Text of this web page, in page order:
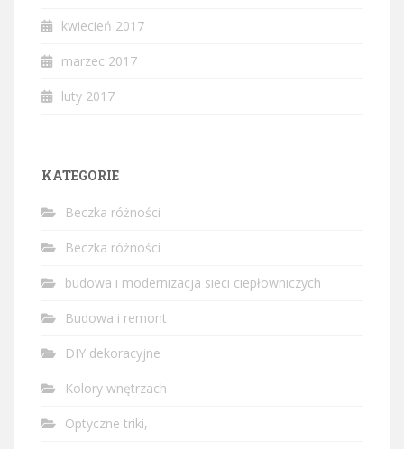
kwiecień 2017
marzec 2017
luty 2017
KATEGORIE
Beczka różności
Beczka różności
budowa i modernizacja sieci ciepłowniczych
Budowa i remont
DIY dekoracyjne
Kolory wnętrzach
Optyczne triki,